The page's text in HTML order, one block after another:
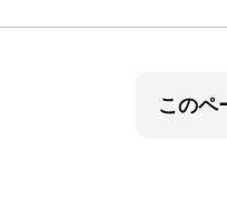
このペ